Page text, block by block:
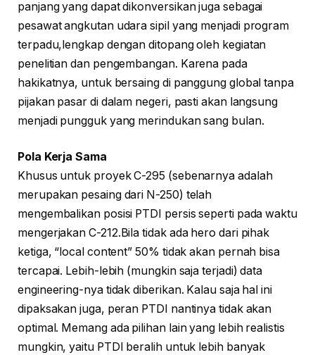
panjang yang dapat dikonversikan juga sebagai
pesawat angkutan udara sipil yang menjadi program
terpadu,lengkap dengan ditopang oleh kegiatan
penelitian dan pengembangan. Karena pada
hakikatnya, untuk bersaing di panggung global tanpa
pijakan pasar di dalam negeri, pasti akan langsung
menjadi pungguk yang merindukan sang bulan.
Pola Kerja Sama
Khusus untuk proyek C-295 (sebenarnya adalah
merupakan pesaing dari N-250) telah
mengembalikan posisi PTDI persis seperti pada waktu
mengerjakan C-212.Bila tidak ada hero dari pihak
ketiga, “local content” 50% tidak akan pernah bisa
tercapai. Lebih-lebih (mungkin saja terjadi) data
engineering-nya tidak diberikan. Kalau saja hal ini
dipaksakan juga, peran PTDI nantinya tidak akan
optimal. Memang ada pilihan lain yang lebih realistis
mungkin, yaitu PTDI beralih untuk lebih banyak